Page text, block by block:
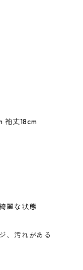
袖丈18cm
麗な状態
、汚れがある